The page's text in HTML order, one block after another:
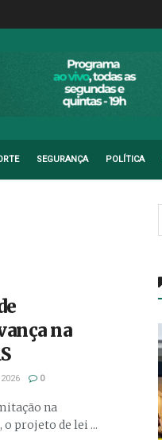
SEGURANÇA POLÍTICA
na
0
na
o projeto de lei ...